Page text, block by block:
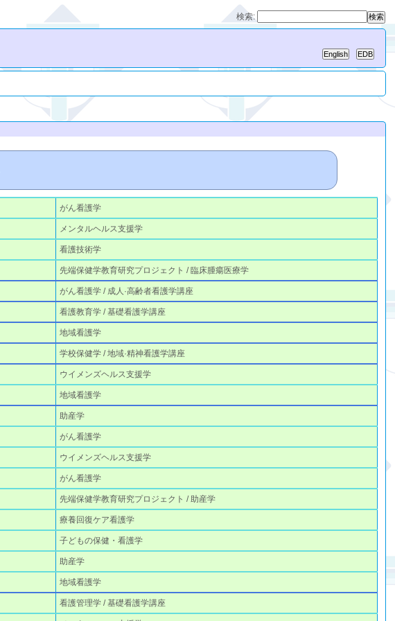
検索:
がん看護学
メンタルヘルス支援学
看護技術学
先端保健学教育研究プロジェクト / 臨床腫瘍医療学
がん看護学 / 成人·高齢者看護学講座
看護教育学 / 基礎看護学講座
地域看護学
学校保健学 / 地域·精神看護学講座
ウイメンズヘルス支援学
地域看護学
助産学
がん看護学
ウイメンズヘルス支援学
がん看護学
先端保健学教育研究プロジェクト / 助産学
療養回復ケア看護学
子どもの保健・看護学
助産学
地域看護学
看護管理学 / 基礎看護学講座